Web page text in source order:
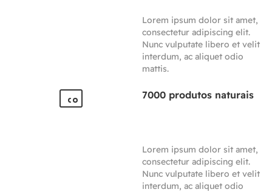
Lorem ipsum dolor sit amet,
consectetur adipiscing elit.
Nunc vulputate libero et velit
interdum, ac aliquet odio
mattis.
7000 produtos naturais
Lorem ipsum dolor sit amet,
consectetur adipiscing elit.
Nunc vulputate libero et velit
interdum, ac aliquet odio